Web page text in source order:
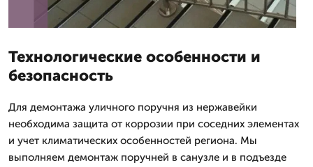
Технологические особенности и
безопасность
Для демонтажа уличного поручня из нержавейки
необходима защита от коррозии при соседних элементах
и учет климатических особенностей региона. Мы
выполняем демонтаж поручней в санузле и в подъезде